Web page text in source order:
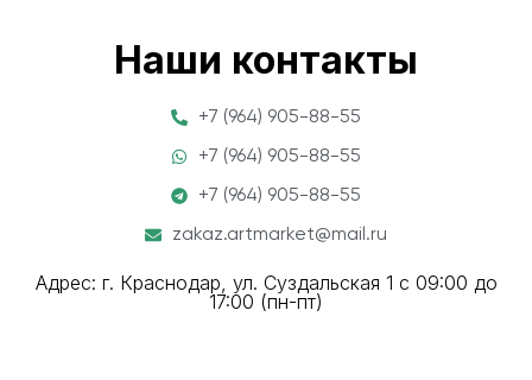
Наши контакты
+7 (964) 905-88-55
+7 (964) 905-88-55
+7 (964) 905-88-55
zakaz.artmarket@mail.ru
Адрес: г. Краснодар, ул. Суздальская 1 с 09:00 до
17:00 (пн-пт)